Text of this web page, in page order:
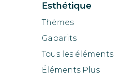
Esthétique
Thèmes
Gabarits
Tous les éléments
Éléments Plus